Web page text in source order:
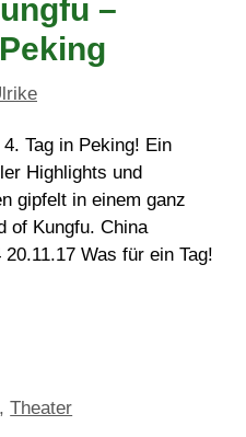
–
Tag in Peking! Ein
Highlights und
gipfelt in einem ganz
of Kungfu. China
Was für ein Tag!
,Theater